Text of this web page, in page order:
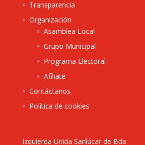
Transparencia
Organización
Asamblea Local
Grupo Municipal
Programa Electoral
Afíliate
Contáctanos
Política de cookies
Izquierda Unida Sanlúcar de Bda